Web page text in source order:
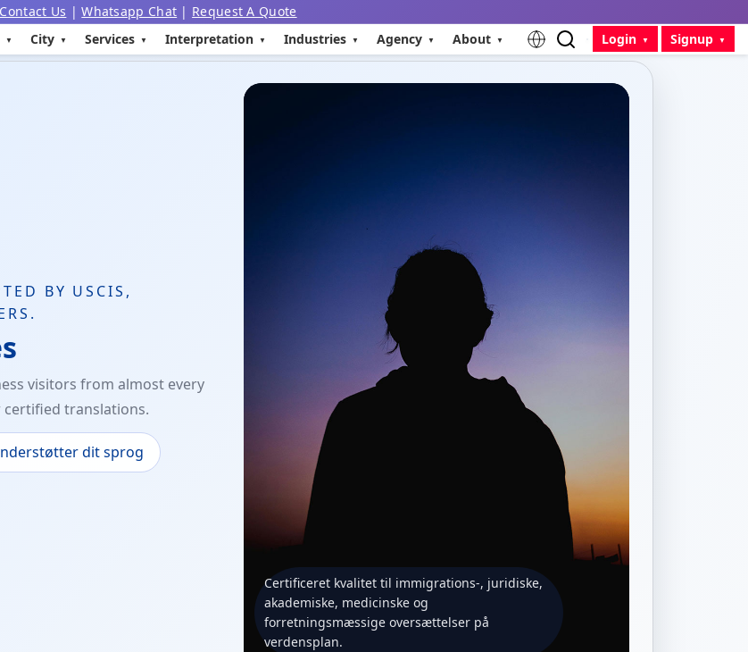
Contact Us |Whatsapp Chat | Request A Quote
City Services Interpretation Industries Agency About Login Signup
BY USCIS,
visitors from almost every
translations.
dit sprog
Certificeret kvalitet til immigrations-, juridiske,
akademiske, medicinske og
forretningsmæssige oversættelser på
verdensplan.